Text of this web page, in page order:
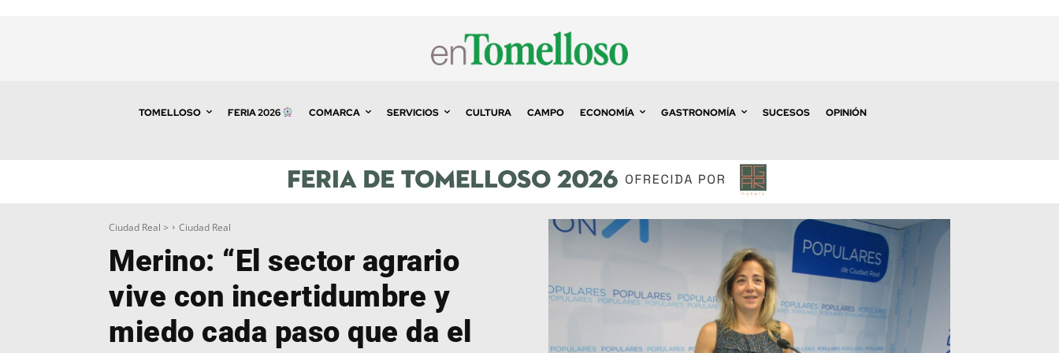
TOMELLOSO FERIA 2026 COMARCA SERVICIOS CULTURA CAMPO ECONOMÍA GASTRONOMÍA SUCESOS OPINIÓN
Ciudad Real > Ciudad Real
Merino: “El sector agrario
vive con incertidumbre y
miedo cada paso que da el